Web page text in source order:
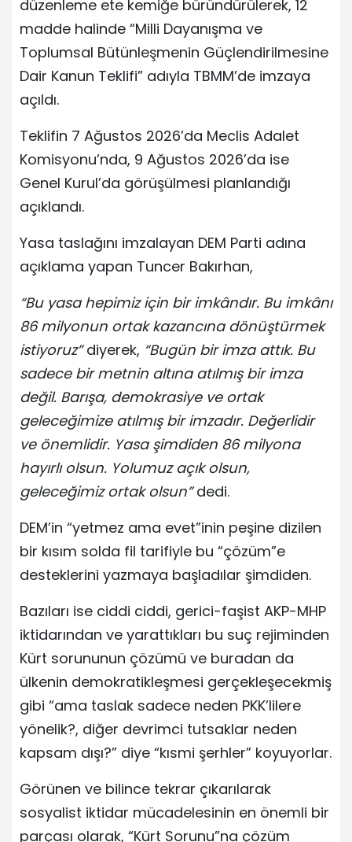
düzenleme ete kemiğe büründürülerek, 12
madde halinde “Milli Dayanışma ve
Toplumsal Bütünleşmenin Güçlendirilmesine
Dair Kanun Teklifi” adıyla TBMM’de imzaya
açıldı.
Teklifin 7 Ağustos 2026’da Meclis Adalet
Komisyonu’nda, 9 Ağustos 2026’da ise
Genel Kurul’da görüşülmesi planlandığı
açıklandı.
Yasa taslağını imzalayan DEM Parti adına
açıklama yapan Tuncer Bakırhan,
“Bu yasa hepimiz için bir imkândır. Bu imkânı
86 milyonun ortak kazancına dönüştürmek
istiyoruz”diyerek, “Bugün bir imza attık. Bu
sadece bir metnin altına atılmış bir imza
değil. Barışa, demokrasiye ve ortak
geleceğimize atılmış bir imzadır. Değerlidir
ve önemlidir. Yasa şimdiden 86 milyona
hayırlı olsun. Yolumuz açık olsun,
geleceğimiz ortak olsun”dedi.
DEM’in “yetmez ama evet”inin peşine dizilen
bir kısım solda fil tarifiyle bu “çözüm”e
desteklerini yazmaya başladılar şimdiden.
Bazıları ise ciddi ciddi, gerici-faşist AKP-MHP
iktidarından ve yarattıkları bu suç rejiminden
Kürt sorununun çözümü ve buradan da
ülkenin demokratikleşmesi gerçekleşecekmiş
gibi “ama taslak sadece neden PKK’lilere
yönelik?, diğer devrimci tutsaklar neden
kapsam dışı?” diye “kısmi şerhler” koyuyorlar.
Görünen ve bilince tekrar çıkarılarak
sosyalist iktidar mücadelesinin en önemli bir
parçası olarak, “Kürt Sorunu”na çözüm